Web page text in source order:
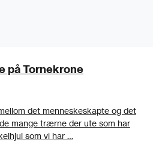
på Tornekrone
det menneskeskapte og det
mange trærne der ute som har
som vi har …